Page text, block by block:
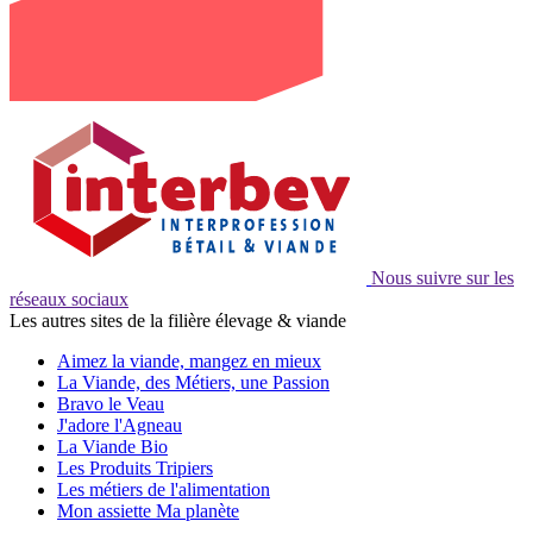
Nous suivre sur les
réseaux sociaux
Les autres sites de la filière élevage & viande
Aimez la viande, mangez en mieux
La Viande, des Métiers, une Passion
Bravo le Veau
J'adore l'Agneau
La Viande Bio
Les Produits Tripiers
Les métiers de l'alimentation
Mon assiette Ma planète